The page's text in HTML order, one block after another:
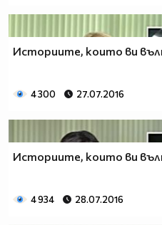
Историите, които ви
4 300 27.07.2016
Историите, които ви
4 934 28.07.2016